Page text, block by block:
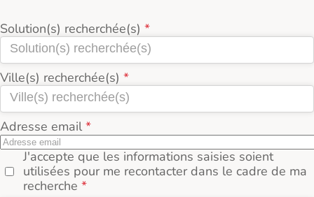
Solution(s) recherchée(s)
Ville(s) recherchée(s)
Adresse email
J'accepte que les informations saisies soient
utilisées pour me recontacter dans le cadre de ma
recherche